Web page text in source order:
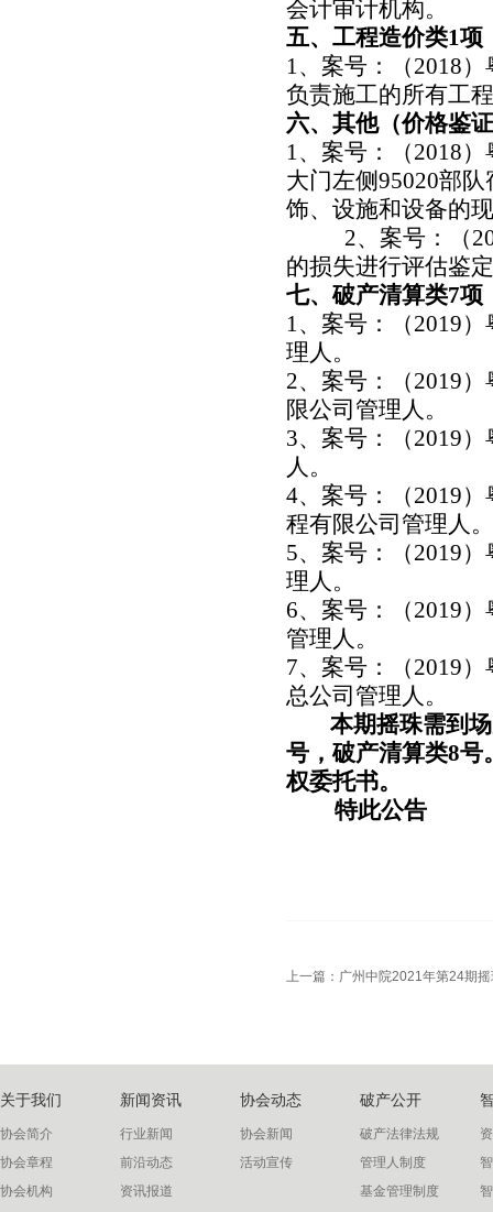
会计审计机构。
五、工程造价类1项
1、案号：（2018
负责施工的所有工
六、其他（价格鉴
1、案号：（2018
大门左侧95020部
饰、设施和设备的
2、案号：（
的损失进行评估鉴
七、破产清算类7项
1、案号：（2019
理人。
2、案号：（2019
限公司管理人。
3、案号：（2019
人。
4、案号：（2019
程有限公司管理人。
5、案号：（2019
理人。
6、案号：（2019
管理人。
7、案号：（2019
总公司管理人。
本期摇珠需到
号，破产清算类8号
权委托书。
特此公告
上一篇： 广州中院2021年第24期
关于我们
协会简介
协会章程
协会机构
新闻资讯
行业新闻
前沿动态
资讯报道
协会动态
协会新闻
活动宣传
破产公开
破产法律法规
管理人制度
基金管理制度